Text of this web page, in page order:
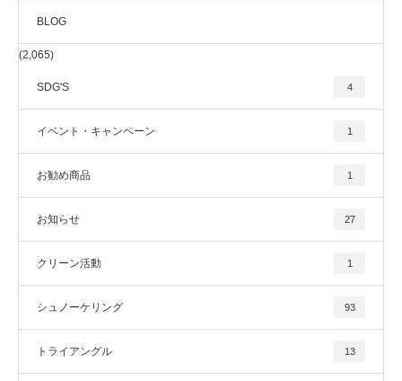
BLOG
(2,065)
SDG'S 4
イベント・キャンペーン 1
お勧め商品 1
お知らせ 27
クリーン活動 1
シュノーケリング 93
トライアングル 13